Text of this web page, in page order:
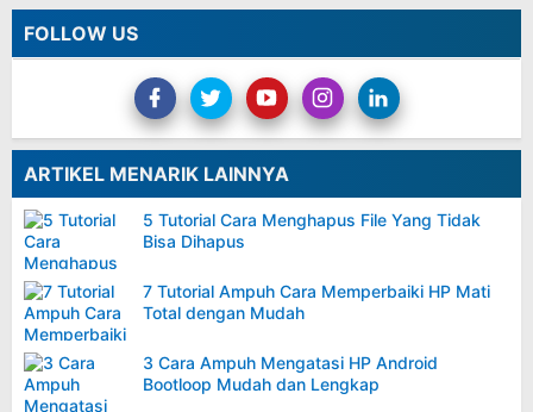
FOLLOW US
ARTIKEL MENARIK LAINNYA
5 Tutorial Cara Menghapus File Yang Tidak
Bisa Dihapus
7 Tutorial Ampuh Cara Memperbaiki HP Mati
Total dengan Mudah
3 Cara Ampuh Mengatasi HP Android
Bootloop Mudah dan Lengkap